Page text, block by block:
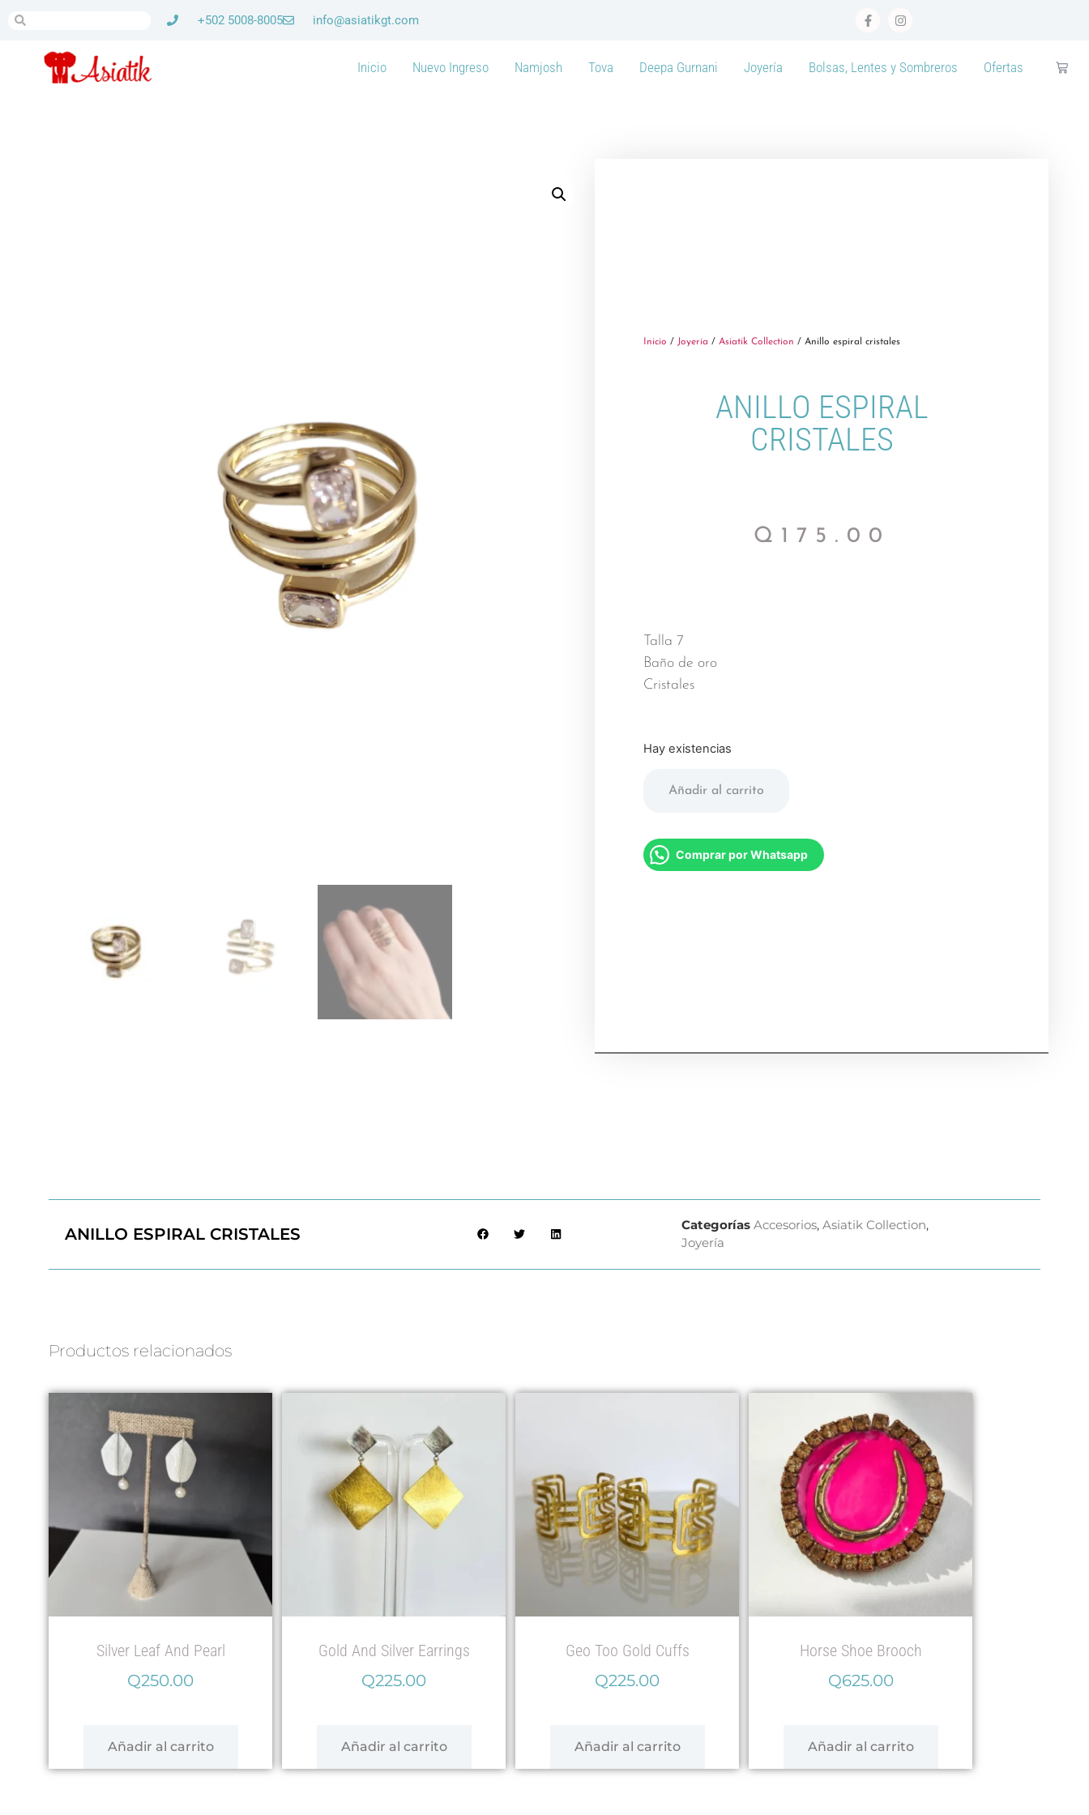
+502 5008-8005 info@asiatikgt.com
Inicio Nuevo Ingreso Namjosh Tova Deepa Gurnani Joyería Bolsas, Lentes y Sombreros Ofertas
Inicio / Joyería /Asiatik Collection / Anillo espiral cristales
ANILLO ESPIRAL
CRISTALES
Q 175.00
Talla 7
Baño de oro
Cristales
Hay existencias
Añadir al carrito
Comprar por Whatsapp
ANILLO ESPIRAL CRISTALES Categorías Accesorios,Asiatik Collection,
Joyería
Productos relacionados
Silver Leaf And Pearl
Q250.00
Añadir al carrito
Gold And Silver Earrings
Q225.00
Añadir al carrito
Geo Too Gold Cuffs
Q225.00
Añadir al carrito
Horse Shoe Brooch
Q625.00
Añadir al carrito